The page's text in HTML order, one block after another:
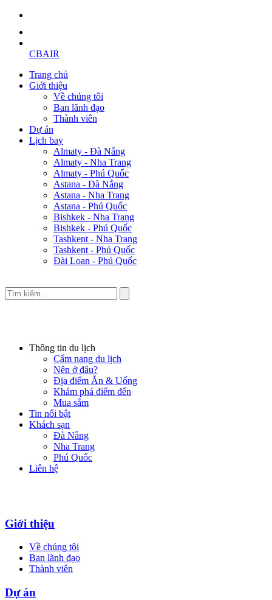
CBAIR
Trang chủ
Giới thiệu
Về chúng tôi
Ban lãnh đạo
Thành viên
Dự án
Lịch bay
Almaty - Đà Nẵng
Almaty - Nha Trang
Almaty - Phú Quốc
Astana - Đà Nẵng
Astana - Nha Trang
Astana - Phú Quốc
Bishkek - Nha Trang
Bishkek - Phú Quốc
Tashkent - Nha Trang
Tashkent - Phú Quốc
Đài Loan - Phú Quốc
Thông tin du lịch
Cẩm nang du lịch
Nên ở đâu?
Địa điểm Ăn & Uống
Khám phá điểm đến
Mua sắm
Tin nổi bật
Khách sạn
Đà Nẵng
Nha Trang
Phú Quốc
Liên hệ
Giới thiệu
Về chúng tôi
Ban lãnh đạo
Thành viên
Dự án